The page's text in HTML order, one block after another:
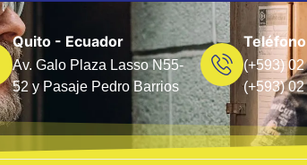
Quito - Ecuador
Av. Galo Plaza Lasso N55-
52 y Pasaje Pedro Barrios
Teléfono
(+593)
(+593)